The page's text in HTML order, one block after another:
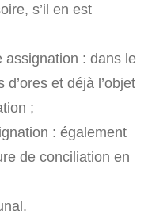
s’il en est
assignation : dans le
et déjà l’objet
;
: également
de conciliation en